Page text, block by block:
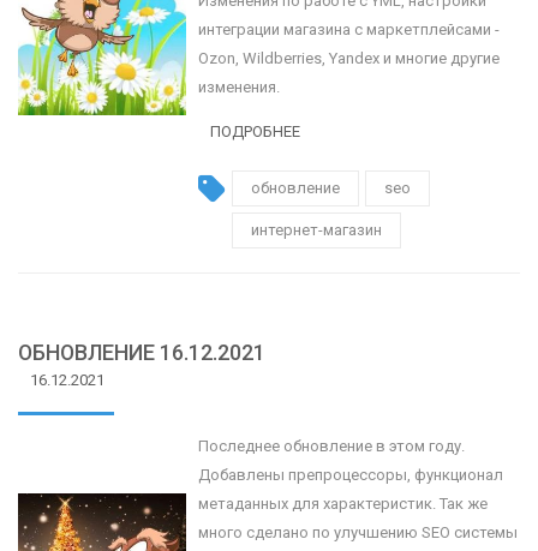
интеграции магазина с маркетплейсами -
Ozon, Wildberries, Yandex и многие другие
изменения.
ПОДРОБНЕЕ
обновление seo
интернет-магазин
ОБНОВЛЕНИЕ 16.12.2021
16.12.2021
Последнее обновление в этом году.
Добавлены препроцессоры, функционал
метаданных для характеристик. Так же
много сделано по улучшению SEO системы